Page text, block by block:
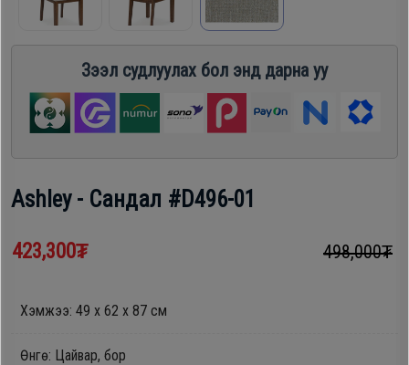
Хөргөгч,
Хөлдөөгч
Плитк,
Тавилга
Эйр
шүүгээ
Тавилга
Эйр
УТАС
Зээл судлуулах бол энд дарна уу
Ashley - Сандал #D496-01
423,300₮ 498,000₮
Хэмжээ: 49 х 62 х 87 см
Өнгө: Цайвар, бор